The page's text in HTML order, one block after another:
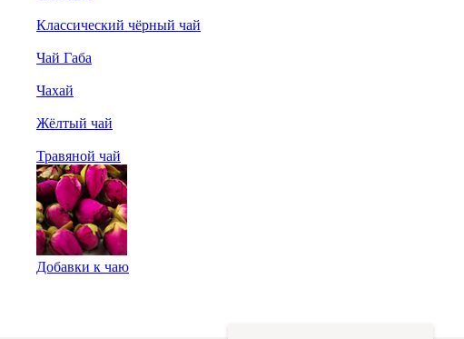
Классический чёрный чай
Чай Габа
Чахай
Жёлтый чай
Травяной чай
Добавки к чаю